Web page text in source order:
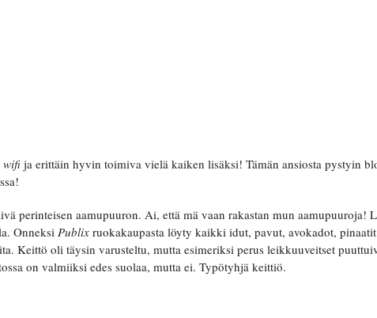
wifi ja erittäin hyvin toimiva vielä kaiken lisäksi! Tämän ansiosta pystyin
perinteisen aamupuuron. Ai, että mä vaan rakastan mun aamupuuroja!
Onneksi Publix ruokakaupasta löyty kaikki idut, pavut, avokadot,
Keittö oli täysin varusteltu, mutta esimeriksi perus leikkuuveitset
on valmiiksi edes suolaa, mutta ei. Typötyhjä keittiö.